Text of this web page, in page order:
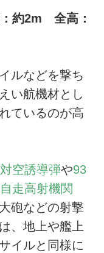
約2m 全高：
ルなどを撃ち
い航機材とし
ているのが高
空誘導弾や93
走高射機関
砲などの射撃
、地上や艦上
イルと同様に